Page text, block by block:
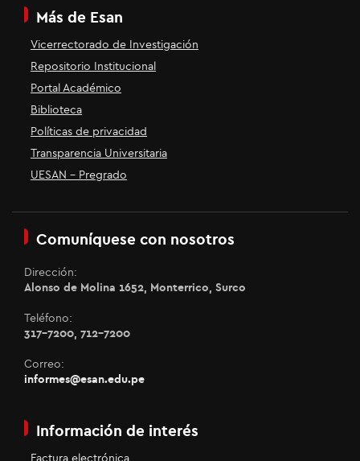
Más de Esan
Vicerrectorado de Investigación
Repositorio Institucional
Portal Académico
Biblioteca
Políticas de privacidad
Transparencia Universitaria
UESAN - Pregrado
Comuníquese con nosotros
Dirección:
Alonso de Molina 1652, Monterrico, Surco
Teléfono:
317-7200, 712-7200
Correo:
informes@esan.edu.pe
Información de interés
Factura electrónica